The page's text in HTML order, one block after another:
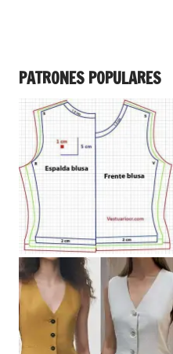
PATRONES POPULARES